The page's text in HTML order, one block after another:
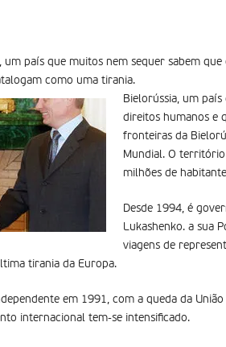
um país que muitos nem sequer sabem
como uma tirania.
Bielorússia, um
direitos humanos e
fronteiras da
Mundial. O
milhões de
Desde 1994, é
Lukashenko. a sua
viagens de
tirania da Europa.
em 1991, com a queda da
internacional tem-se intensificado.